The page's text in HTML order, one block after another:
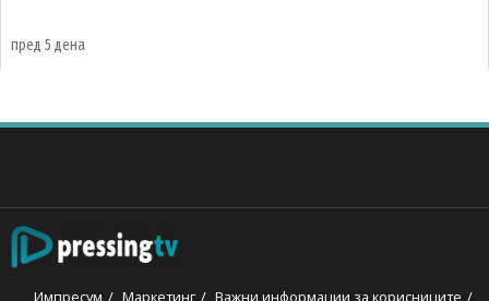
пред 5 дена
Импресум Маркетинг Важни информации за корисниците